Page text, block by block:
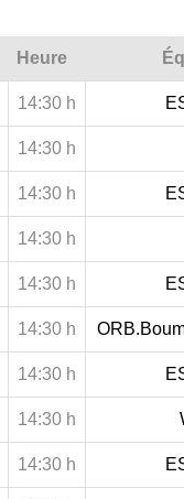
Heure
14:30 h
14:30 h
14:30 h
14:30 h
14:30 h
14:30 h
14:30 h
14:30 h
14:30 h